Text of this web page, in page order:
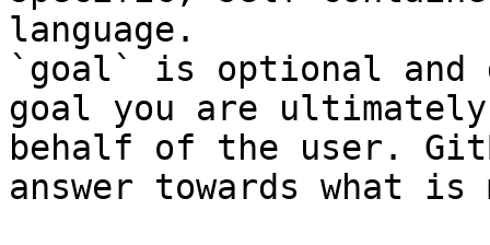
language.
`goal` is optional and
goal you are
behalf of the user.
answer towards what